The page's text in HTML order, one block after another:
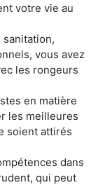
votre vie au
sanitation,
vous avez
les rongeurs
en matière
les meilleures
soient attirés
dans
qui peut